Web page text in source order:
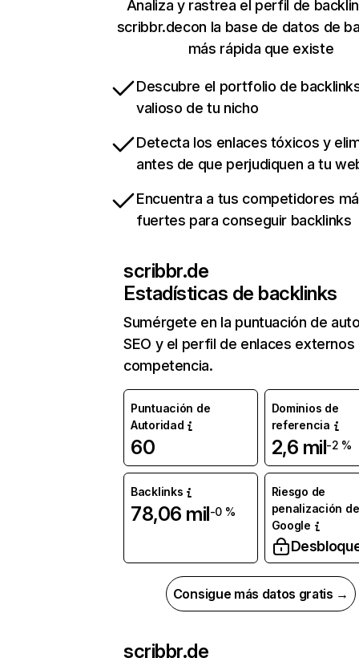
Analiza y rastrea el perfil de
scribbr.decon la base de datos de
más rápida que existe
Descubre el portfolio de
valioso de tu nicho
Detecta los enlaces tóxicos y
antes de que perjudiquen a tu
Encuentra a tus competidores
fuertes para conseguir backlinks
scribbr.de
Estadísticas de backlinks
Sumérgete en la puntuación de
SEO y el perfil de enlaces externos
competencia.
Puntuación de
Autoridad
60
Dominios de
referencia
2,6 mil-2 %
Backlinks
78,06 mil-0 %
Riesgo de
penalización de
Google
Consigue más datos gratis →
scribbr.de